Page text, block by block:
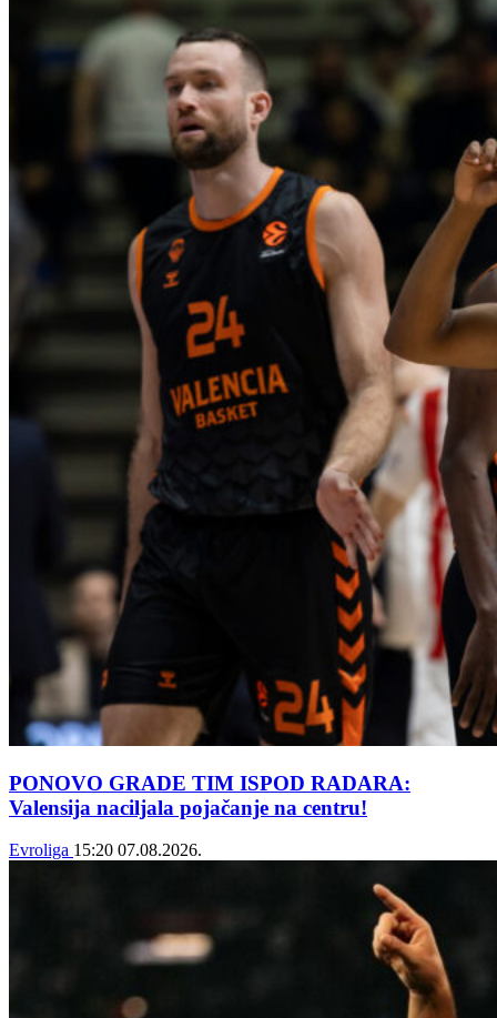
PONOVO GRADE TIM ISPOD RADARA:
Valensija naciljala pojačanje na centru!
Evroliga 15:20 07.08.2026.